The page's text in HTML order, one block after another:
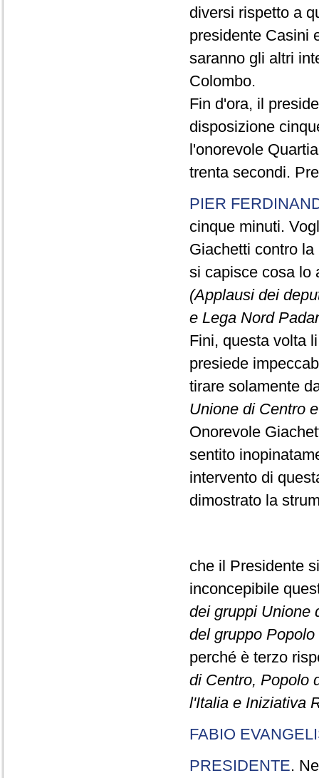
diversi rispetto a
presidente Casini
saranno gli altri
Colombo.
Fin d'ora, il
disposizione
l'onorevole
trenta secondi.
PIER
cinque minuti.
Giachetti contro
si capisce cosa lo
(Applausi dei
e Lega Nord
Fini, questa volta
presiede
tirare solamente
Unione di Centro
Onorevole
sentito
intervento di
dimostrato la
che il Presidente
inconcepibile
dei gruppi Unione
del gruppo
perché è terzo
di Centro, Popolo
l'Italia e Iniziativa
FABIO
PRESIDENTE.